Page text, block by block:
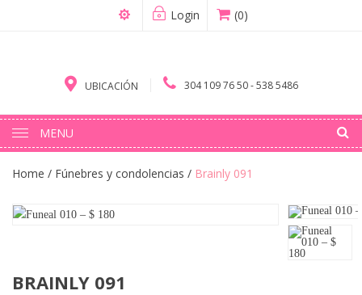
Login (0)
UBICACIÓN 304 109 76 50 - 538 5486
MENU
Home / Fúnebres y condolencias / Brainly 091
BRAINLY 091